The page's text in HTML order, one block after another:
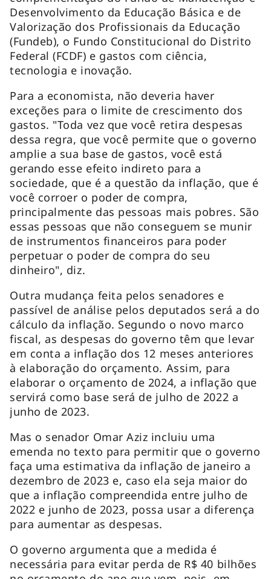
Desenvolvimento da Educação Básica e de
Valorização dos Profissionais da Educação
(Fundeb), o Fundo Constitucional do Distrito
Federal (FCDF) e gastos com ciência,
tecnologia e inovação.
Para a economista, não deveria haver
exceções para o limite de crescimento dos
gastos. "Toda vez que você retira despesas
dessa regra, que você permite que o governo
amplie a sua base de gastos, você está
gerando esse efeito indireto para a
sociedade, que é a questão da inflação, que é
você corroer o poder de compra,
principalmente das pessoas mais pobres. São
essas pessoas que não conseguem se munir
de instrumentos financeiros para poder
perpetuar o poder de compra do seu
dinheiro", diz.
Outra mudança feita pelos senadores e
passível de análise pelos deputados será a do
cálculo da inflação. Segundo o novo marco
fiscal, as despesas do governo têm que levar
em conta a inflação dos 12 meses anteriores
à elaboração do orçamento. Assim, para
elaborar o orçamento de 2024, a inflação que
servirá como base será de julho de 2022 a
junho de 2023.
Mas o senador Omar Aziz incluiu uma
emenda no texto para permitir que o governo
faça uma estimativa da inflação de janeiro a
dezembro de 2023 e, caso ela seja maior do
que a inflação compreendida entre julho de
2022 e junho de 2023, possa usar a diferença
para aumentar as despesas.
O governo argumenta que a medida é
necessária para evitar perda de R$ 40 bilhões